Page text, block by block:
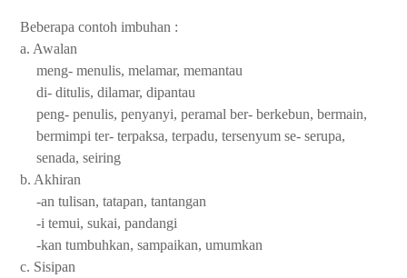
Beberapa contoh imbuhan :
a. Awalan
meng- menulis, melamar, memantau
di- ditulis, dilamar, dipantau
peng- penulis, penyanyi, peramal ber- berkebun, bermain,
bermimpi ter- terpaksa, terpadu, tersenyum se- serupa,
senada, seiring
b. Akhiran
-an tulisan, tatapan, tantangan
-i temui, sukai, pandangi
-kan tumbuhkan, sampaikan, umumkan
c. Sisipan